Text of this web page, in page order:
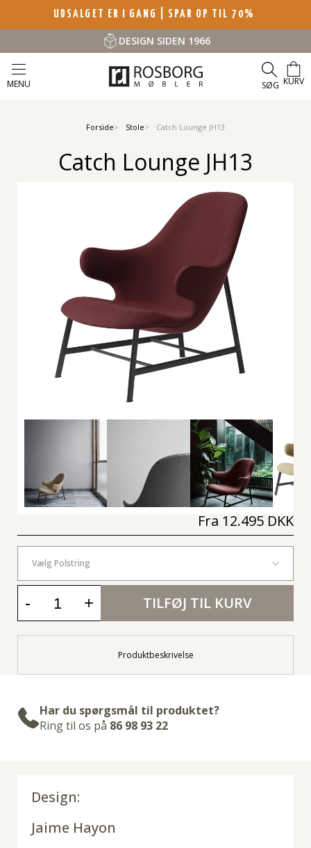
UDSALGET ER I GANG | SPAR OP TIL 70%
DESIGN SIDEN 1966
MENU SØG KURV
Forside Stole Catch Lounge JH13
Catch Lounge JH13
Fra 12.495 DKK
Vælg Polstring
- + TILFØJ TIL KURV
Produktbeskrivelse
Har du spørgsmål til produktet?
Ring til os på 86 98 93 22
Design:
Jaime Hayon